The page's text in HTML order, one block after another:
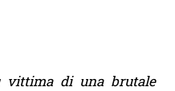
vittima di una brutale